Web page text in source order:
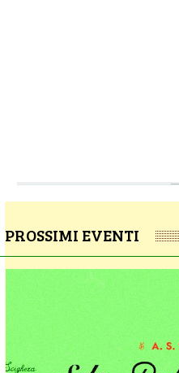
PROSSIMI EVENTI